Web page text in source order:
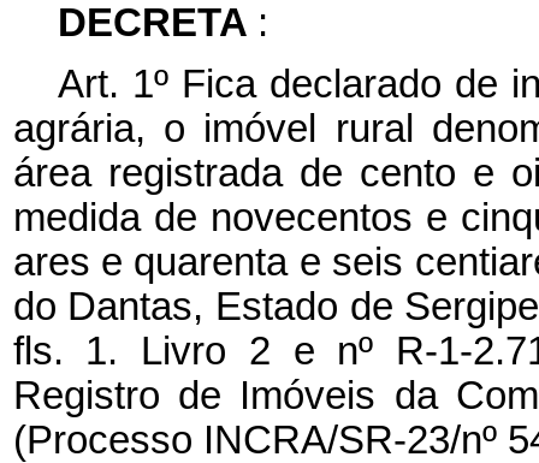
DECRETA :
Art. 1º Fica declarado de
agrária, o imóvel rural
área registrada de cento e
medida de novecentos e
ares e quarenta e seis
do Dantas, Estado de
fls. 1. Livro 2 e nº R-1-
Registro de Imóveis da
(Processo INCRA/SR-23/nº